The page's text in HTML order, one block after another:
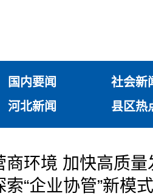
国内要闻 社会新
河北新闻 县区热
商环境 加快高质量
“企业协管”新模式